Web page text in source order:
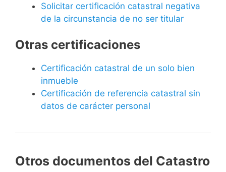
Solicitar certificación catastral negativa
de la circunstancia de no ser titular
Otras certificaciones
Certificación catastral de un solo bien
inmueble
Certificación de referencia catastral sin
datos de carácter personal
Otros documentos del Catastro